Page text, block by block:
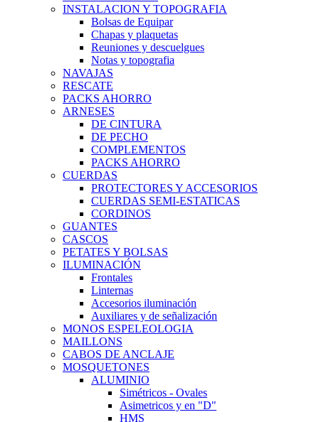
INSTALACION Y TOPOGRAFIA
Bolsas de Equipar
Chapas y plaquetas
Reuniones y descuelgues
Notas y topografia
NAVAJAS
RESCATE
PACKS AHORRO
ARNESES
DE CINTURA
DE PECHO
COMPLEMENTOS
PACKS AHORRO
CUERDAS
PROTECTORES Y ACCESORIOS
CUERDAS SEMI-ESTATICAS
CORDINOS
GUANTES
CASCOS
PETATES Y BOLSAS
ILUMINACIÓN
Frontales
Linternas
Accesorios iluminación
Auxiliares y de señalización
MONOS ESPELEOLOGIA
MAILLONS
CABOS DE ANCLAJE
MOSQUETONES
ALUMINIO
Simétricos - Ovales
Asimetricos y en "D"
HMS